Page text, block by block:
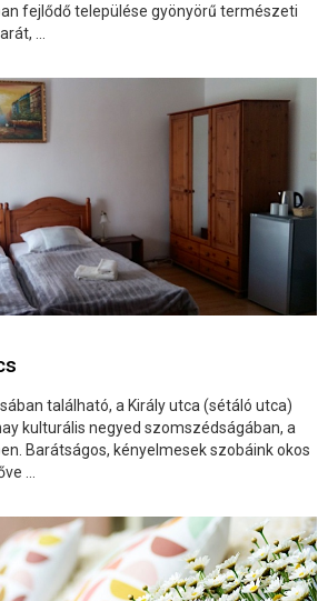
fejlődő települése gyönyörű természeti
...
található, a Király utca (sétáló utca)
kulturális negyed szomszédságában, a
Barátságos, kényelmesek szobáink okos
...